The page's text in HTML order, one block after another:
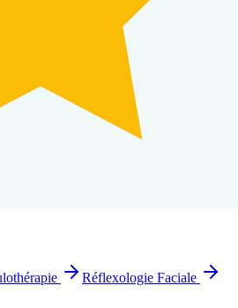
Réflexologie Faciale